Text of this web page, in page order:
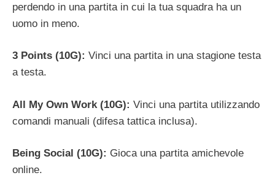
perdendo in una partita in cui la tua squadra ha un
uomo in meno.
3 Points (10G): Vinci una partita in una stagione testa
a testa.
All My Own Work (10G): Vinci una partita utilizzando
comandi manuali (difesa tattica inclusa).
Being Social (10G): Gioca una partita amichevole
online.